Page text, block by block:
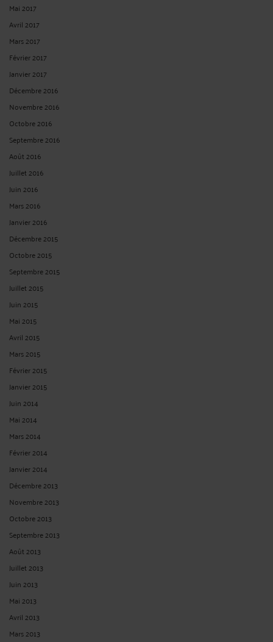
Mai 2017
Avril 2017
Mars 2017
Février 2017
Janvier 2017
Décembre 2016
Novembre 2016
Octobre 2016
Septembre 2016
Août 2016
Juillet 2016
Juin 2016
Mars 2016
Janvier 2016
Décembre 2015
Octobre 2015
Septembre 2015
Juillet 2015
Juin 2015
Mai 2015
Avril 2015
Mars 2015
Février 2015
Janvier 2015
Juin 2014
Mai 2014
Mars 2014
Février 2014
Janvier 2014
Décembre 2013
Novembre 2013
Octobre 2013
Septembre 2013
Août 2013
Juillet 2013
Juin 2013
Mai 2013
Avril 2013
Mars 2013